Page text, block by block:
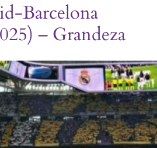
Barcelona
– Grandeza